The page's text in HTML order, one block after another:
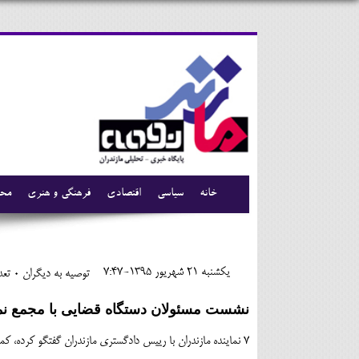
فرهنگی و هنری اقتصادی سیاسی خانه
توصیه به دیگران 0 يکشنبه 21 شهريور 1395-7:47
نشست مسئولان دستگاه قضایی با مجمع
7 نماینده مازندران با رییس دادگستری مازندران گفتگو کرده، کمک قوه قضا در مسایل کلان استان از جمله مخالفت انتقال آب خزر به سمنان را خواستار شدند.